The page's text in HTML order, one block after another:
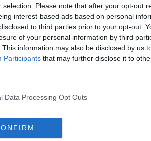
selection. Please note that after your opt-out
interest-based ads based on personal
to third parties prior to your opt-out.
of your personal information by third
This information may also be disclosed by us
Participants that may further disclose it to
Data Processing Opt Outs
d'Elba iscriviti allaNewsletter QUInews
nella tua casella di posta.
iscriviti allaNewsletter QUInews -
nella tua casella di posta.